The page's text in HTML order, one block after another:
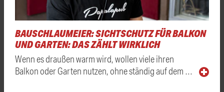
BAUSCHLAUMEIER: SICHTSCHUTZ FÜR BALKON
UND GARTEN: DAS ZÄHLT WIRKLICH
Wenn es draußen warm wird, wollen viele ihren
Balkon oder Garten nutzen, ohne ständig auf dem …